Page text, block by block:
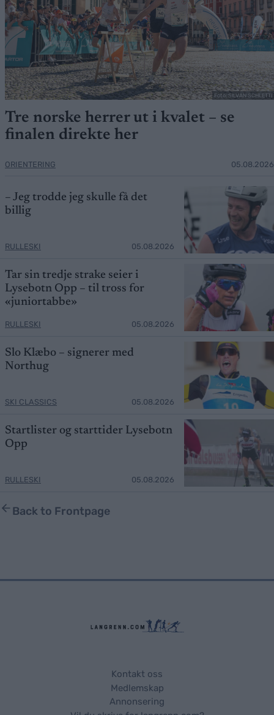
Foto: SILVAN SCHLETTI
Tre norske herrer ut i kvalet – se
finalen direkte her
ORIENTERING 05.08.2026
– Jeg trodde jeg skulle få det
billig
RULLESKI 05.08.2026
Tar sin tredje strake seier i
Lysebotn Opp – til tross for
«juniortabbe»
RULLESKI 05.08.2026
Slo Klæbo – signerer med
Northug
SKI CLASSICS 05.08.2026
Startlister og starttider Lysebotn
Opp
RULLESKI 05.08.2026
Back to Frontpage
Kontakt oss
Medlemskap
Annonsering